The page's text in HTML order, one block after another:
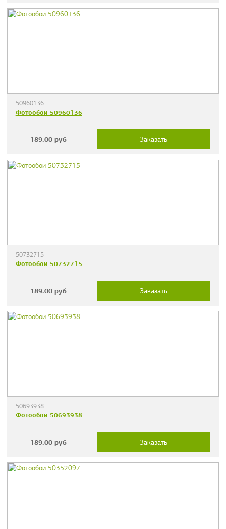
50960136
Фотообои 50960136
189.00 руб Заказать
50732715
Фотообои 50732715
189.00 руб Заказать
50693938
Фотообои 50693938
189.00 руб Заказать